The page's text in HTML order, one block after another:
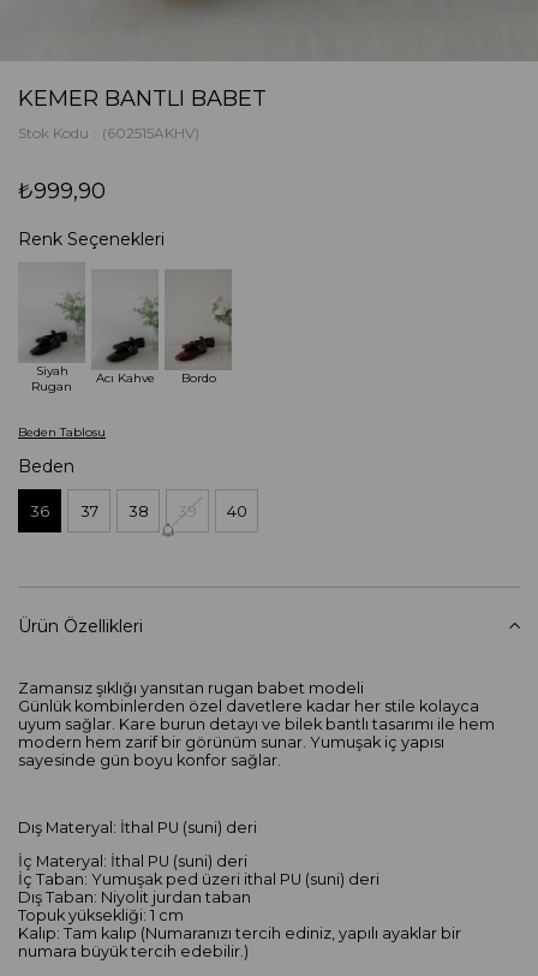
KEMER BANTLI BABET
Stok Kodu (602515AKHV)
₺999,90
Renk Seçenekleri
Siyah
Rugan
Acı Kahve Bordo
Beden Tablosu
Beden
36 37 38 39 40
Ürün Özellikleri
Zamansız şıklığı yansıtan rugan babet modeli
Günlük kombinlerden özel davetlere kadar her stile kolayca
uyum sağlar. Kare burun detayı ve bilek bantlı tasarımı ile hem
modern hem zarif bir görünüm sunar. Yumuşak iç yapısı
sayesinde gün boyu konfor sağlar.
Dış Materyal: İthal PU (suni) deri
İç Materyal: İthal PU (suni) deri
İç Taban: Yumuşak ped üzeri ithal PU (suni) deri
Dış Taban: Niyolit jurdan taban
Topuk yüksekliği: 1 cm
Kalıp: Tam kalıp (Numaranızı tercih ediniz, yapılı ayaklar bir
numara büyük tercih edebilir.)